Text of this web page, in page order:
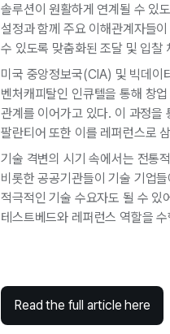
솔루션이 원활하게 연계될 수 있
설정과 함께 주요 이해관계자들
수 있도록 맞춤화된 조달 및 입찰
미국 중앙정보국(CIA) 및 빅데이
벤처캐피탈인 인큐텔을 통해 창
관계를 이어가고 있다. 이 과정을
팔란티어 또한 이를 레퍼런스로
기술 격변의 시기 속에서는 전통
비롯한 공공기관들이 기술 기업
적극적인 기술 수요자도 될 수 있
테스트베드와 레퍼런스 역할을
Read the full article here